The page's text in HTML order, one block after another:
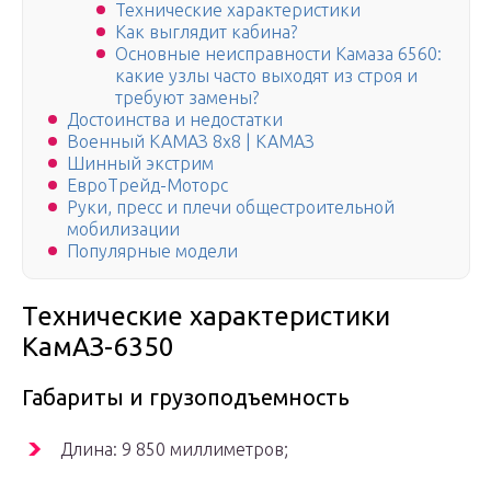
Технические характеристики
Как выглядит кабина?
Основные неисправности Камаза 6560:
какие узлы часто выходят из строя и
требуют замены?
Достоинства и недостатки
Военный КАМАЗ 8х8 | КАМАЗ
Шинный экстрим
ЕвроТрейд-Моторс
Руки, пресс и плечи общестроительной
мобилизации
Популярные модели
Технические характеристики
КамАЗ-6350
Габариты и грузоподъемность
Длина: 9 850 миллиметров;